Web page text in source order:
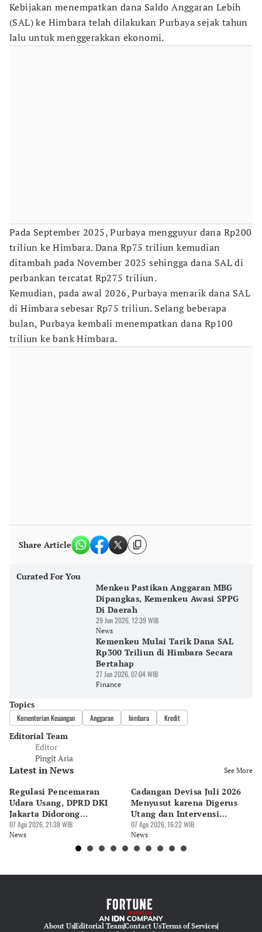
Kebijakan menempatkan dana Saldo Anggaran Lebih
(SAL) ke Himbara telah dilakukan Purbaya sejak tahun
lalu untuk menggerakkan ekonomi.
Pada September 2025, Purbaya mengguyur dana Rp200
triliun ke Himbara. Dana Rp75 triliun kemudian
ditambah pada November 2025 sehingga dana SAL di
perbankan tercatat Rp275 triliun.
Kemudian, pada awal 2026, Purbaya menarik dana SAL
di Himbara sebesar Rp75 triliun. Selang beberapa
bulan, Purbaya kembali menempatkan dana Rp100
triliun ke bank Himbara.
Share Article
Curated For You
Menkeu Pastikan Anggaran MBG
Dipangkas, Kemenkeu Awasi SPPG
Di Daerah
29 Jun 2026, 12:39 WIB
News
Kemenkeu Mulai Tarik Dana SAL
Rp300 Triliun di Himbara Secara
Bertahap
27 Jun 2026, 07:04 WIB
Finance
Topics
Kementerian Keuangan Anggaran himbara Kredit
Editorial Team
Editor
Pingit Aria
Latest in News See More
Regulasi Pencemaran
Udara Usang, DPRD DKI
Jakarta Didorong
Prioritaskan Revisi Perda
07 Agu 2026, 21:38 WIB
News
Cadangan Devisa Juli 2026
Menyusut karena Digerus
Utang dan Intervensi
Rupiah
07 Agu 2026, 16:22 WIB
News
About UsEditorial TeamContact UsTerms of Services